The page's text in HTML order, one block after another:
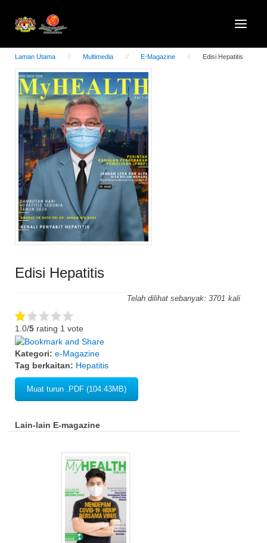
Laman Utama Multimedia E-Magazine Edisi Hepatitis
Edisi Hepatitis
Telah dilihat sebanyak: 3701
1.0/5 rating 1 vote
Kategori: e-Magazine
Tag berkaitan: Hepatitis
Muat turun .PDF (104.43MB)
Lain-lain E-magazine